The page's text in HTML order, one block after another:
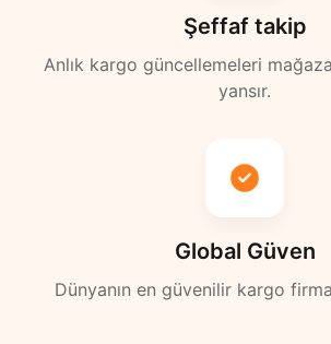
Şeffaf takip
Anlık kargo güncellemeleri
yansır.
Global Güven
Dünyanın en güvenilir kargo